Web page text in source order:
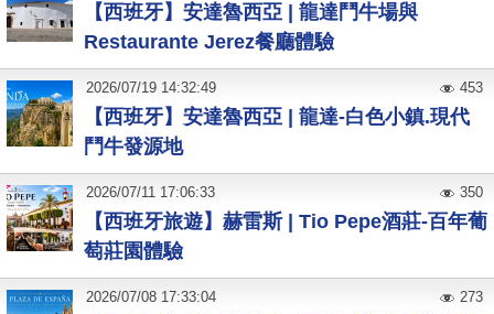
【西班牙】安達魯西亞 | 龍達鬥牛場與
Restaurante Jerez餐廳體驗
【西班牙】安達魯西亞 | 龍達-白色小鎮.現代
鬥牛發源地
2026/07/19 14:32:49 453
【西班牙旅遊】赫雷斯 | Tio Pepe酒莊-百年葡
萄莊園體驗
2026/07/11 17:06:33 350
2026/07/08 17:33:04 273